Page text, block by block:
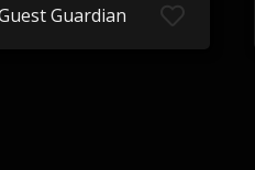
Guardian